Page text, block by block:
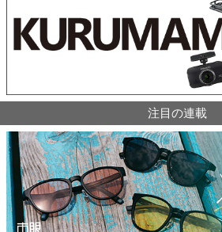
注目の連載